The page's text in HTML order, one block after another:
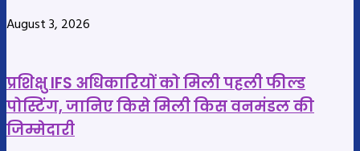
August 3, 2026
प्रशिक्षु IFS अधिकारियों को मिली पहली फील्ड
पोस्टिंग, जानिए किसे मिली किस वनमंडल की
जिम्मेदारी